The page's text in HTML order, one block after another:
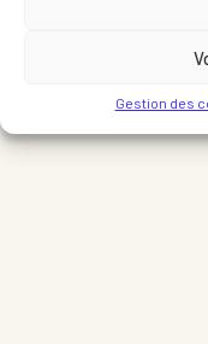
Gestion des